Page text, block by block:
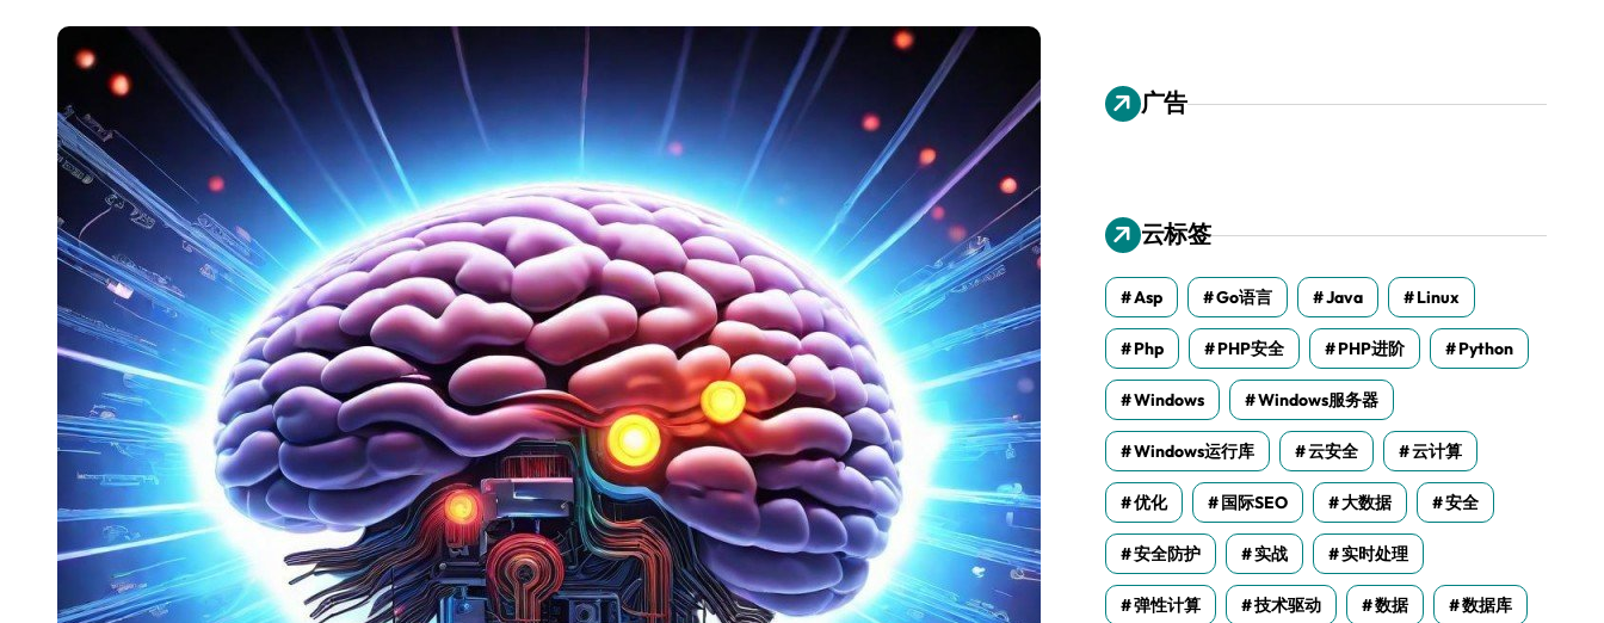
广告
云标签
Asp Go语言 Java Linux
Php PHP安全 PHP进阶 Python
Windows Windows服务器
Windows运行库 云安全 云计算
优化 国际SEO 大数据 安全
安全防护 实战 实时处理
弹性计算 技术驱动 数据 数据库